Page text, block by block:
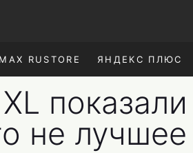
MAX RUSTORE ЯНДЕКС ПЛЮС
показали
не лучшее